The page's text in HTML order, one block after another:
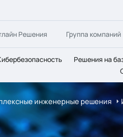
Решения Группа компаний
Решения на
инженерные решения